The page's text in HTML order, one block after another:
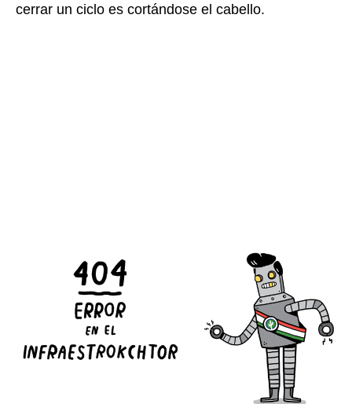
cerrar un ciclo es cortándose el cabello.